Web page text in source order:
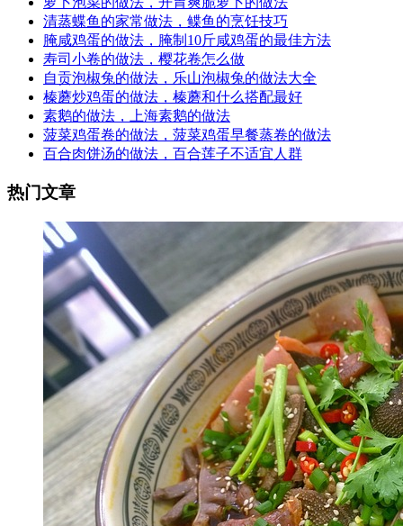
清蒸蝶鱼的家常做法，鲽鱼的烹饪技巧
腌咸鸡蛋的做法，腌制10斤咸鸡蛋的最佳方法
寿司小卷的做法，樱花卷怎么做
自贡泡椒兔的做法，乐山泡椒兔的做法大全
榛蘑炒鸡蛋的做法，榛蘑和什么搭配最好
素鹅的做法，上海素鹅的做法
菠菜鸡蛋卷的做法，菠菜鸡蛋早餐蒸卷的做法
百合肉饼汤的做法，百合莲子不适宜人群
热门文章